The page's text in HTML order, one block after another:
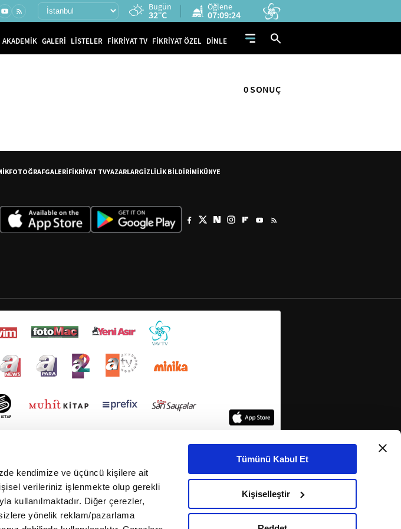
kendimize ve üçüncü kişilere ait
verileriniz işlenmekte olup gerekli
kullanılmaktadır. Diğer çerezler,
yönelik reklam/pazarlama
Tümünü Kabul Et
Kişiselleştir
Bugün
32°C
Öğlene
07:09:24
AKADEMİK GALERİ LİSTELER FİKRİYAT TV FİKRİYAT ÖZEL DİNLE
0 SONUÇ
FOTOĞRAFGALERİFİKRİYAT TVYAZARLARGİZLİLİK BİLDİRİMİKÜNYE